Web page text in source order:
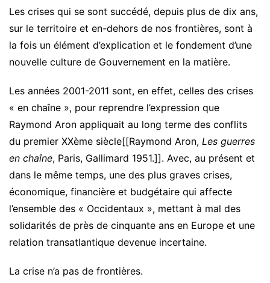
Les crises qui se sont succédé, depuis plus de dix ans,
sur le territoire et en-dehors de nos frontières, sont à
la fois un élément d’explication et le fondement d’une
nouvelle culture de Gouvernement en la matière.
Les années 2001-2011 sont, en effet, celles des crises
« en chaîne », pour reprendre l’expression que
Raymond Aron appliquait au long terme des conflits
du premier XXème siècle[[Raymond Aron, Les guerres
en chaîne, Paris, Gallimard 1951.]]. Avec, au présent et
dans le même temps, une des plus graves crises,
économique, financière et budgétaire qui affecte
l’ensemble des « Occidentaux », mettant à mal des
solidarités de près de cinquante ans en Europe et une
relation transatlantique devenue incertaine.
La crise n’a pas de frontières.